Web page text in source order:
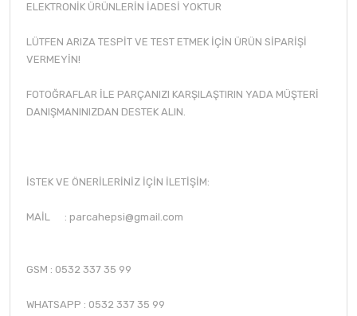
ELEKTRONİK ÜRÜNLERİN İADESİ YOKTUR
LÜTFEN ARIZA TESPİT VE TEST ETMEK İÇİN ÜRÜN SİPARİŞİ
VERMEYİN!
FOTOĞRAFLAR İLE PARÇANIZI KARŞILAŞTIRIN YADA MÜŞTERİ
DANIŞMANINIZDAN DESTEK ALIN.
İSTEK VE ÖNERİLERİNİZ İÇİN İLETİŞİM:
MAİL : parcahepsi@gmail.com
GSM : 0532 337 35 99
WHATSAPP : 0532 337 35 99